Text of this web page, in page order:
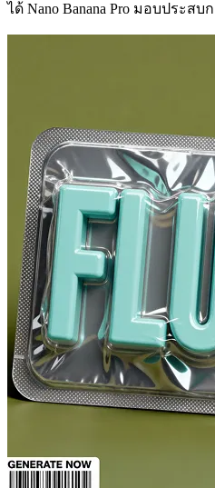
ได้ Nano Banana Pro มอบประส